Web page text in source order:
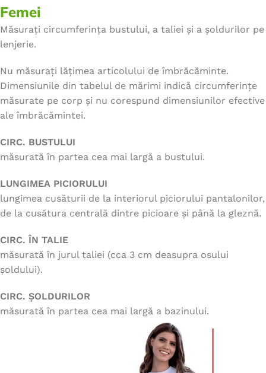
Femei
Măsurați circumferința bustului, a taliei și a șoldurilor pe
lenjerie.
Nu măsurați lățimea articolului de îmbrăcăminte.
Dimensiunile din tabelul de mărimi indică circumferințe
măsurate pe corp și nu corespund dimensiunilor efective
ale îmbrăcămintei.
CIRC. BUSTULUI
măsurată în partea cea mai largă a bustului.
LUNGIMEA PICIORULUI
lungimea cusăturii de la interiorul piciorului pantalonilor,
de la cusătura centrală dintre picioare și până la gleznă.
CIRC. ÎN TALIE
măsurată în jurul taliei (cca 3 cm deasupra osului
șoldului).
CIRC. ȘOLDURILOR
măsurată în partea cea mai largă a bazinului.